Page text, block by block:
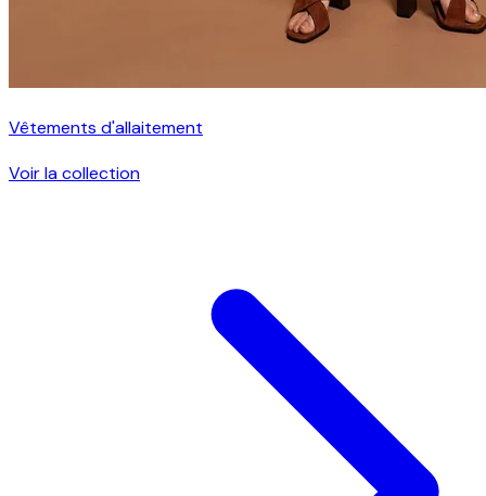
Vêtements d'allaitement
Voir la collection